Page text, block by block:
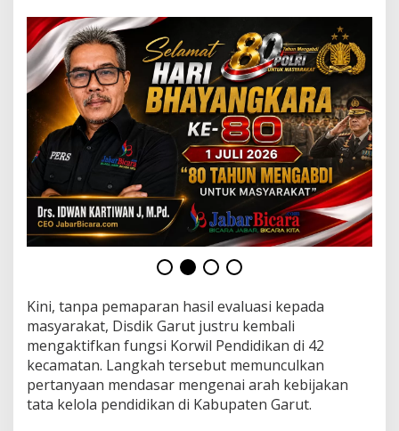
Kini, tanpa pemaparan hasil evaluasi kepada
masyarakat, Disdik Garut justru kembali
mengaktifkan fungsi Korwil Pendidikan di 42
kecamatan. Langkah tersebut memunculkan
pertanyaan mendasar mengenai arah kebijakan
tata kelola pendidikan di Kabupaten Garut.